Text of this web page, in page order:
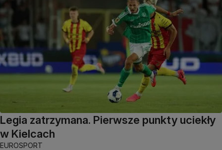
Legia zatrzymana. Pierwsze punkty uciekły
w Kielcach
EUROSPORT